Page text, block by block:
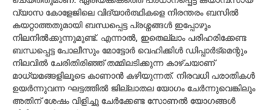
വ്യാസ കോളേജിലെ വിദ്യാർത്ഥികളെ നിരന്തരം ബസിൽ
കയറ്റാത്തതുമായി ബന്ധപ്പെട്ട പ്രശ്നങ്ങൾ ഇപ്പോഴും
നിലനിൽക്കുന്നുമുണ്ട്. എന്നാൽ, ഇതെല്ലാം പരിഹരിക്കേണ്ട
ബന്ധപ്പെട്ട പോലീസും മോട്ടോർ വെഹിക്കിൾ ഡിപ്പാർട്മെന്റും
നിലവിൽ ചേരിതിരിഞ്ഞ് തമ്മിലടിക്കുന്ന കാഴ്ചയാണ്
മാധ്യമങ്ങളിലൂടെ കാണാൻ കഴിയുന്നത്. നിരവധി പരാതികൾ
ഉയർന്നുവന്ന ഘട്ടത്തിൽ ജില്ലാതല യോഗം ചേർന്നുവെങ്കിലും
അതിന് ശേഷം വിളിച്ചു ചേർക്കേണ്ട സോണൽ യോഗങ്ങൾ